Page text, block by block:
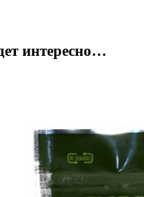
интересно…